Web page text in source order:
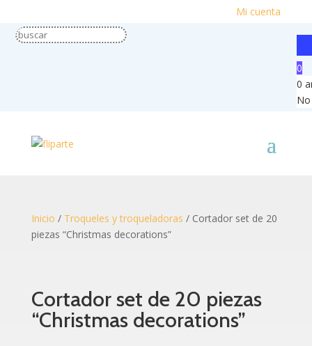
Mi cuenta
0
0
Inicio / Troqueles y troqueladoras / Cortador set de 20
piezas “Christmas decorations”
Cortador set de 20 piezas
“Christmas decorations”